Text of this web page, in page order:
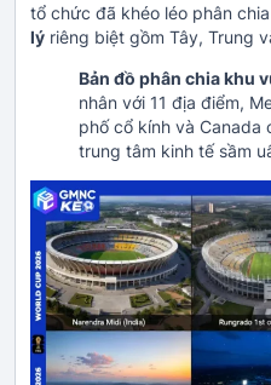
tổ chức đã khéo léo phân
lý riêng biệt gồm Tây, Trung
Bản đồ phân chia khu
nhân với 11 địa điểm,
phố cổ kính và Canada
trung tâm kinh tế sầm